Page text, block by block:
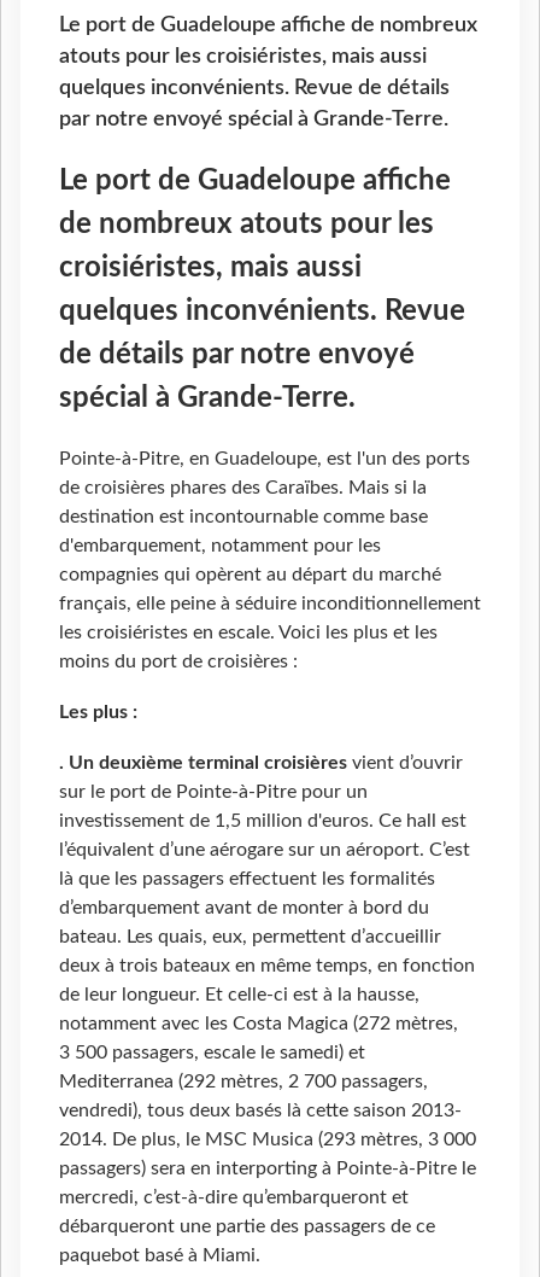
Le port de Guadeloupe affiche de nombreux
atouts pour les croisiéristes, mais aussi
quelques inconvénients. Revue de détails
par notre envoyé spécial à Grande-Terre.
Le port de Guadeloupe affiche
de nombreux atouts pour les
croisiéristes, mais aussi
quelques inconvénients. Revue
de détails par notre envoyé
spécial à Grande-Terre.
Pointe-à-Pitre, en Guadeloupe, est l'un des ports
de croisières phares des Caraïbes. Mais si la
destination est incontournable comme base
d'embarquement, notamment pour les
compagnies qui opèrent au départ du marché
français, elle peine à séduire inconditionnellement
les croisiéristes en escale. Voici les plus et les
moins du port de croisières :
Les plus :
. Un deuxième terminal croisières vient d’ouvrir
sur le port de Pointe-à-Pitre pour un
investissement de 1,5 million d'euros. Ce hall est
l’équivalent d’une aérogare sur un aéroport. C’est
là que les passagers effectuent les formalités
d’embarquement avant de monter à bord du
bateau. Les quais, eux, permettent d’accueillir
deux à trois bateaux en même temps, en fonction
de leur longueur. Et celle-ci est à la hausse,
notamment avec les Costa Magica (272 mètres,
3 500 passagers, escale le samedi) et
Mediterranea (292 mètres, 2 700 passagers,
vendredi), tous deux basés là cette saison 2013-
2014. De plus, le MSC Musica (293 mètres, 3 000
passagers) sera en interporting à Pointe-à-Pitre le
mercredi, c’est-à-dire qu’embarqueront et
débarqueront une partie des passagers de ce
paquebot basé à Miami.